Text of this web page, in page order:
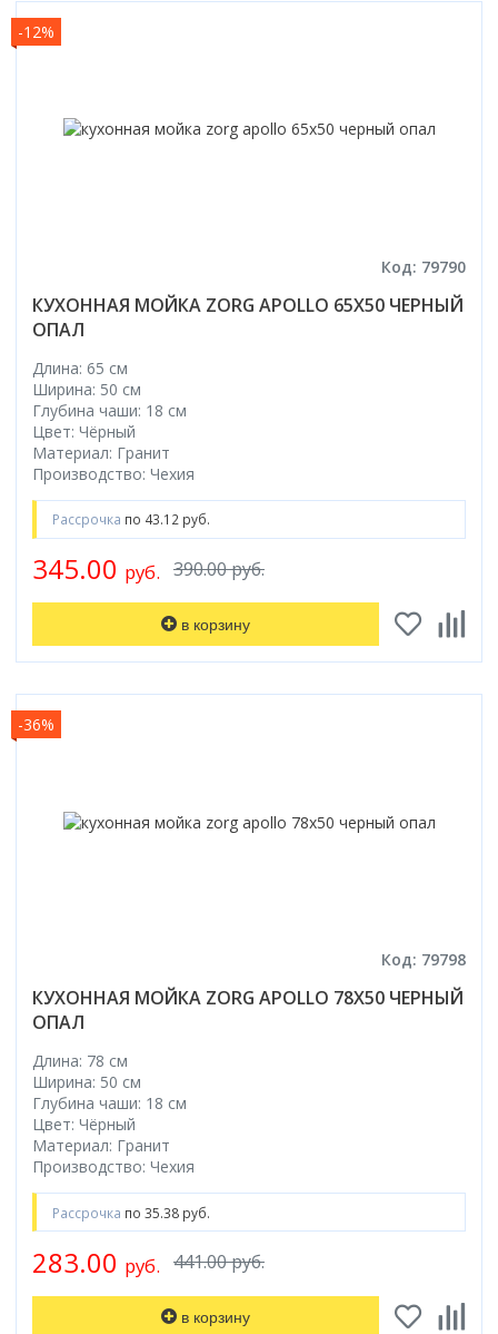
-12%
Код: 79790
КУХОННАЯ МОЙКА ZORG APOLLO 65X50 ЧЕРНЫЙ
ОПАЛ
Длина: 65 см
Ширина: 50 см
Глубина чаши: 18 см
Цвет: Чёрный
Материал: Гранит
Производство: Чехия
Рассрочка по 43.12 руб.
390.00 руб.
345.00 руб.
в корзину
-36%
Код: 79798
КУХОННАЯ МОЙКА ZORG APOLLO 78X50 ЧЕРНЫЙ
ОПАЛ
Длина: 78 см
Ширина: 50 см
Глубина чаши: 18 см
Цвет: Чёрный
Материал: Гранит
Производство: Чехия
Рассрочка по 35.38 руб.
441.00 руб.
283.00 руб.
в корзину